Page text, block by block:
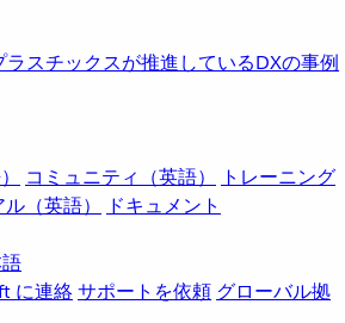
スチックスが推進しているDXの事例
コミュニティ（英語）
トレーニング
（英語）
ドキュメント
に連絡サポートを依頼 グローバル拠